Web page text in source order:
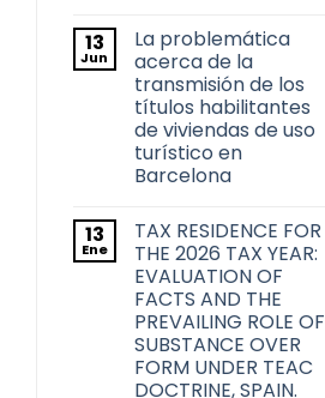
comentarios
en
Derecho
de
adquisición
preferente
de
las
Administraciones
Públicas
transmisiones
inmobiliarias
en
la
ciudad
de
Barcelona
13
Jun
La problemática
acerca de la
transmisión de los
títulos habilitantes
de viviendas de uso
turístico en
Barcelona
comentarios
en
La
problemática
acerca
de
la
transmisión
de
los
títulos
13
Ene
TAX RESIDENCE FOR
THE 2026 TAX YEAR:
EVALUATION OF
FACTS AND THE
PREVAILING ROLE OF
SUBSTANCE OVER
FORM UNDER TEAC
DOCTRINE, SPAIN.